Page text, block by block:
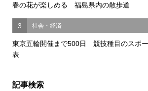
春の花が楽しめる 福島県内の散歩道
3 社会・経済
東京五輪開催まで500日 競技種目のスポ
表
記事検索